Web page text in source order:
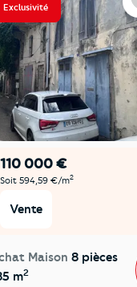
Exclusivité
110 000 €
Soit 594,59 €/m2
Vente
Maison 8 pièces
m2